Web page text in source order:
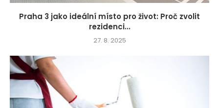
Praha 3 jako ideální místo pro život: Proč zvolit
rezidenci...
27. 8. 2025